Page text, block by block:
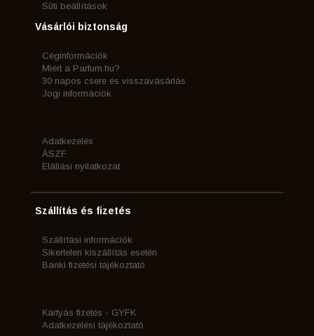
Süti beállítások
Vásárlói biztonság
Céginformációk
Miért a Parfum.hu?
30 napos csere és visszavásárlás
Jogi információk
Adatkezelés
ÁSZF
Elállási nyilatkozat
Szállítás és fizetés
Szállítási információk
Sikertelen kiszállítás esetén
Banki fizetési tájékoztató
Kártyás fizetés - GYFK
Adatkezelési tájékoztató